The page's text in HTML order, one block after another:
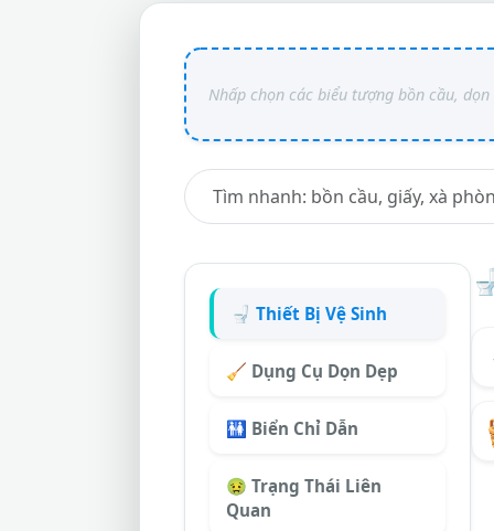
🚽 Thiết Bị Vệ Sinh
🧹 Dụng Cụ Dọn Dẹp
🚻 Biển Chỉ Dẫn
🤢 Trạng Thái Liên
Quan